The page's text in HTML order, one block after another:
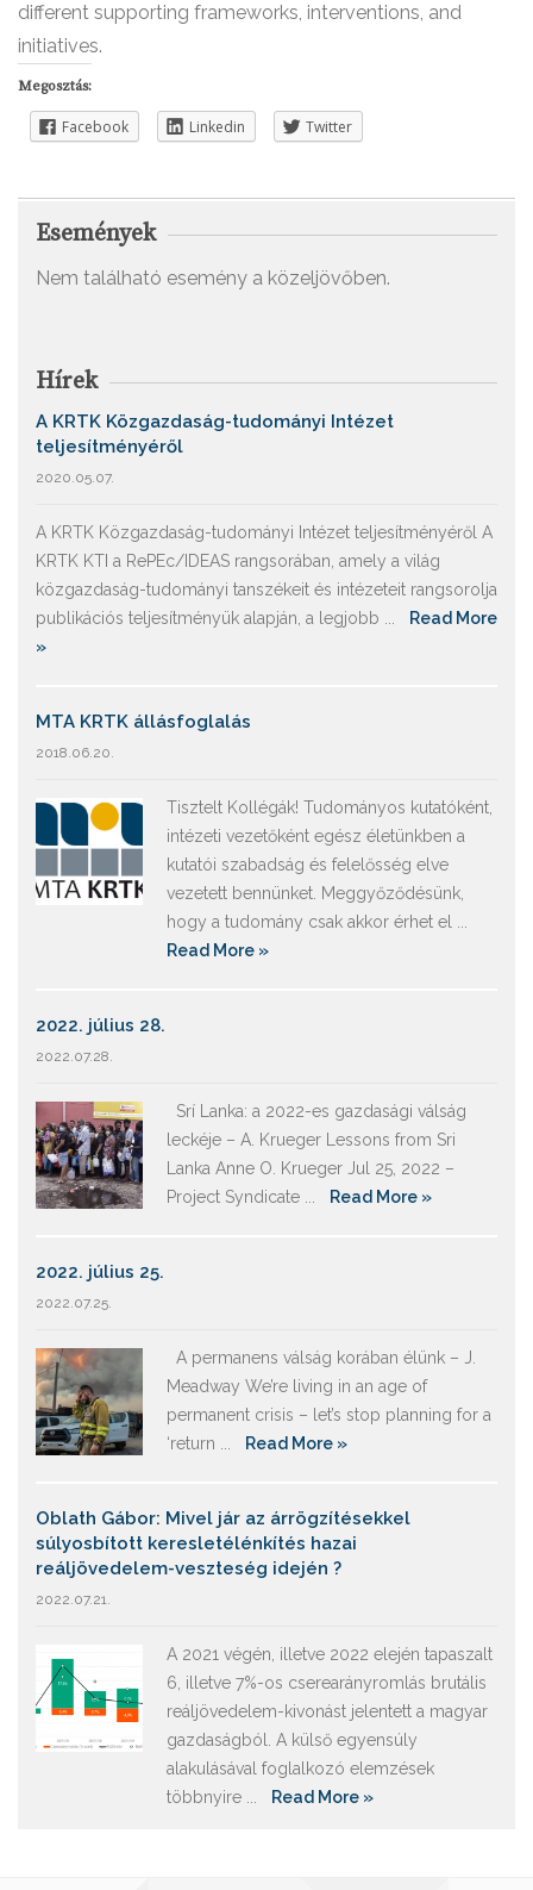
different supporting frameworks, interventions, and
initiatives.
Megosztás:
Facebook Linkedin Twitter
Események
Nem található esemény a közeljövőben.
Hírek
A KRTK Közgazdaság-tudományi Intézet
teljesítményéről
2020.05.07.
A KRTK Közgazdaság-tudományi Intézet teljesítményéről A
KRTK KTI a RePEc/IDEAS rangsorában, amely a világ
közgazdaság-tudományi tanszékeit és intézeteit rangsorolja
publikációs teljesítményük alapján, a legjobb ...
Read More
»
MTA KRTK állásfoglalás
2018.06.20.
Tisztelt Kollégák! Tudományos kutatóként,
intézeti vezetőként egész életünkben a
kutatói szabadság és felelősség elve
vezetett bennünket. Meggyőződésünk,
hogy a tudomány csak akkor érhet el ...
Read More »
2022. július 28.
2022.07.28.
Srí Lanka: a 2022-es gazdasági válság
leckéje – A. Krueger Lessons from Sri
Lanka Anne O. Krueger Jul 25, 2022 –
Project Syndicate ...
Read More »
2022. július 25.
2022.07.25.
A permanens válság korában élünk – J.
Meadway We’re living in an age of
permanent crisis – let’s stop planning for a
‘return ...
Read More »
Oblath Gábor: Mivel jár az árrögzítésekkel
súlyosbított keresletélénkítés hazai
reáljövedelem-veszteség idején ?
2022.07.21.
A 2021 végén, illetve 2022 elején tapaszalt
6, illetve 7%-os cserearányromlás brutális
reáljövedelem-kivonást jelentett a magyar
gazdaságból. A külső egyensúly
alakulásával foglalkozó elemzések
többnyire ...
Read More »